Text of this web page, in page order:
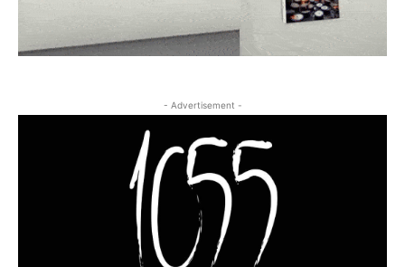
- Advertisement -